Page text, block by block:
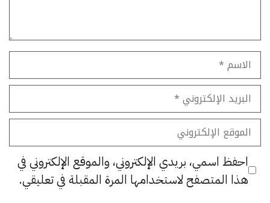
الاسم
البريد
الإلكتروني
الموقع
الإلكتروني
احفظ اسمي، بريدي الإلكتروني، والموقع الإلكتروني في
هذا المتصفح لاستخدامها المرة المقبلة في تعليقي.